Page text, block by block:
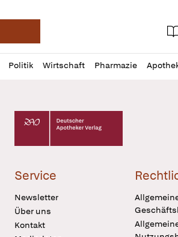
Deutsche Apotheker Aktuelle
Politik Wirtschaft Pharmazie
Profil
öffnen
Daz
Pur
Deutscher Apotheker Verlag Logo
Service
Newsletter
Über uns
Kontakt